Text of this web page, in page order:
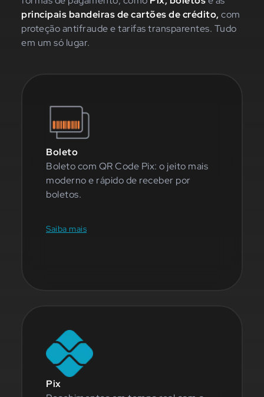
principais bandeiras de cartões de crédito, com
proteção antifraude e tarifas transparentes. Tudo
em um só lugar.
Boleto
Boleto com QR Code Pix: o jeito mais
moderno e rápido de receber por
boletos.
Saiba mais
Pix